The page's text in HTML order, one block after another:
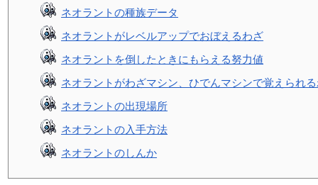
ネオラントの種族データ
ネオラントがレベルアップでおぼえるわざ
ネオラントを倒したときにもらえる努力値
ネオラントがわざマシン、ひでんマシンで覚えられ
ネオラントの出現場所
ネオラントの入手方法
ネオラントのしんか